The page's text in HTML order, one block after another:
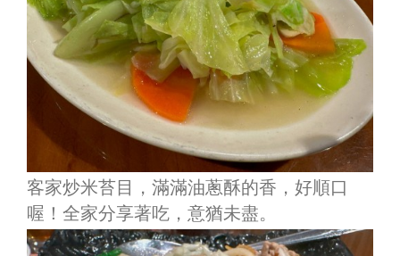
客家炒米苔目，滿滿油蔥酥的香，好順口
喔！全家分享著吃，意猶未盡。